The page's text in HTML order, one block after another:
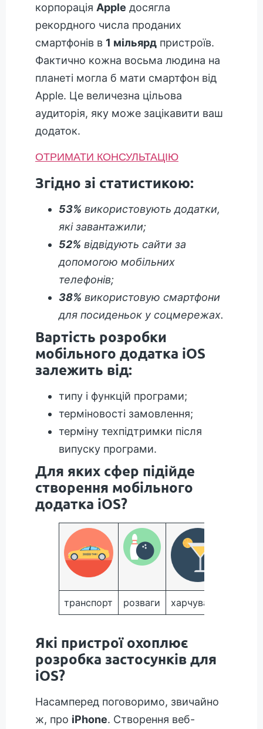
корпорація Apple досягла
рекордного числа проданих
смартфонів в 1 мільярд пристроїв.
Фактично кожна восьма людина на
планеті могла б мати смартфон від
Apple. Це величезна цільова
аудиторія, яку може зацікавити ваш
додаток.
ОТРИМАТИ КОНСУЛЬТАЦІЮ
Згідно зі статистикою:
53% використовують додатки,
які завантажили;
52% відвідують сайти за
допомогою мобільних
телефонів;
38% використовую смартфони
для посиденьок у соцмережах.
Вартість розробки
мобільного додатка iOS
залежить від:
типу і функцій програми;
терміновості замовлення;
терміну техпідтримки після
випуску програми.
Для яких сфер підійде
створення мобільного
додатка iOS?
транспорт розваги харчування
Які пристрої охоплює
розробка застосунків для
iOS?
Насамперед поговоримо, звичайно
ж, про iPhone. Створення веб-